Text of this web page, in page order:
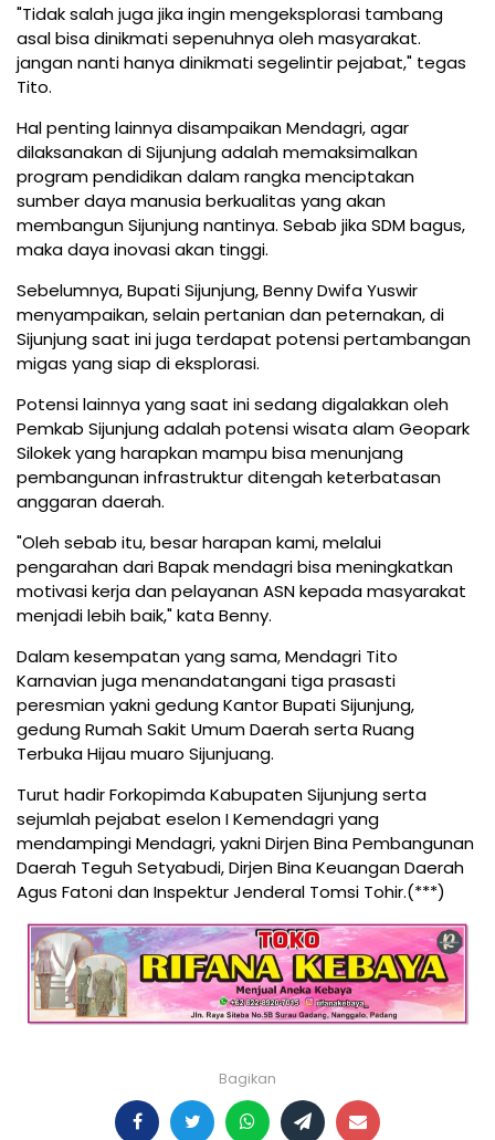
"Tidak salah juga jika ingin mengeksplorasi tambang
asal bisa dinikmati sepenuhnya oleh masyarakat.
jangan nanti hanya dinikmati segelintir pejabat," tegas
Tito.
Hal penting lainnya disampaikan Mendagri, agar
dilaksanakan di Sijunjung adalah memaksimalkan
program pendidikan dalam rangka menciptakan
sumber daya manusia berkualitas yang akan
membangun Sijunjung nantinya. Sebab jika SDM bagus,
maka daya inovasi akan tinggi.
Sebelumnya, Bupati Sijunjung, Benny Dwifa Yuswir
menyampaikan, selain pertanian dan peternakan, di
Sijunjung saat ini juga terdapat potensi pertambangan
migas yang siap di eksplorasi.
Potensi lainnya yang saat ini sedang digalakkan oleh
Pemkab Sijunjung adalah potensi wisata alam Geopark
Silokek yang harapkan mampu bisa menunjang
pembangunan infrastruktur ditengah keterbatasan
anggaran daerah.
"Oleh sebab itu, besar harapan kami, melalui
pengarahan dari Bapak mendagri bisa meningkatkan
motivasi kerja dan pelayanan ASN kepada masyarakat
menjadi lebih baik," kata Benny.
Dalam kesempatan yang sama, Mendagri Tito
Karnavian juga menandatangani tiga prasasti
peresmian yakni gedung Kantor Bupati Sijunjung,
gedung Rumah Sakit Umum Daerah serta Ruang
Terbuka Hijau muaro Sijunjuang.
Turut hadir Forkopimda Kabupaten Sijunjung serta
sejumlah pejabat eselon I Kemendagri yang
mendampingi Mendagri, yakni Dirjen Bina Pembangunan
Daerah Teguh Setyabudi, Dirjen Bina Keuangan Daerah
Agus Fatoni dan Inspektur Jenderal Tomsi Tohir.(***)
Bagikan